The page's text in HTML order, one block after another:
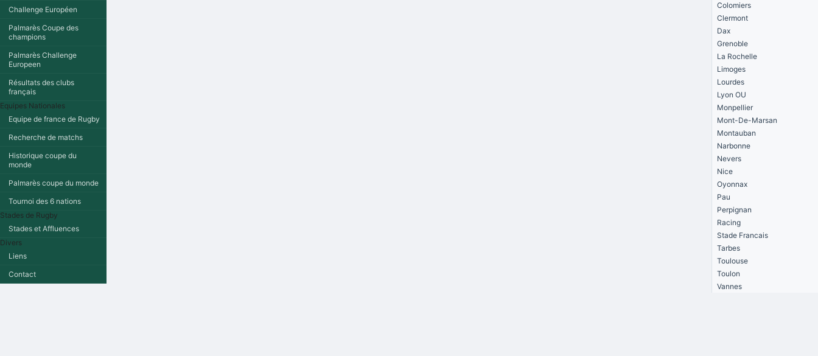
Challenge Européen
Palmarès Coupe des
champions
Palmarès Challenge
Europeen
Résultats des clubs
français
Equipes Nationales
Equipe de france de Rugby
Recherche de matchs
Historique coupe du
monde
Palmarès coupe du monde
Tournoi des 6 nations
Stades de Rugby
Stades et Affluences
Divers
Liens
Contact
Colomiers
Clermont
Dax
Grenoble
La Rochelle
Limoges
Lourdes
Lyon OU
Monpellier
Mont-De-Marsan
Montauban
Narbonne
Nevers
Nice
Oyonnax
Pau
Perpignan
Racing
Stade Francais
Tarbes
Toulouse
Toulon
Vannes